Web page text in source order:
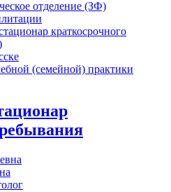
отделение (ЗФ)
краткосрочного
(семейной) практики